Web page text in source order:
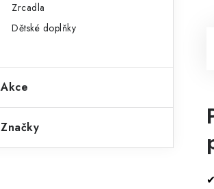
Zrcadla
Dětské doplňky
Akce
Značky